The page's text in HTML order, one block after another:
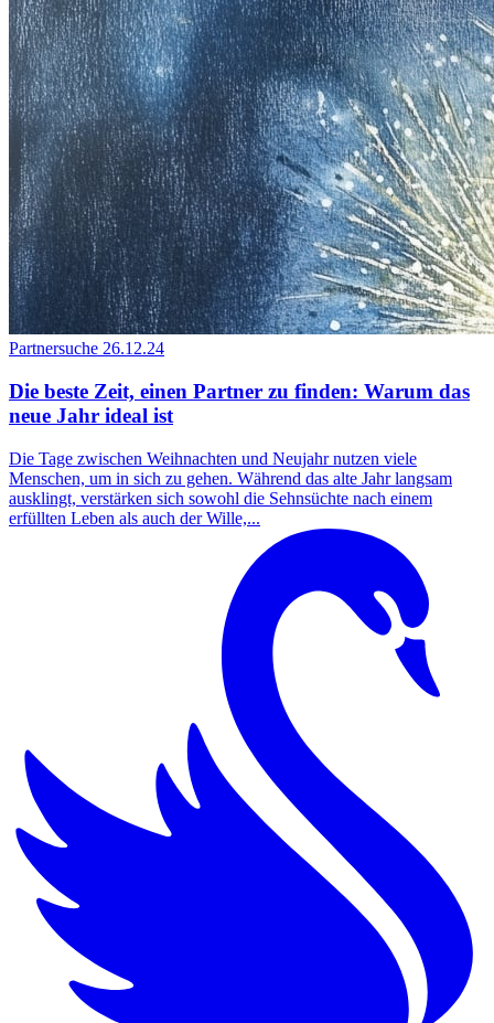
Partnersuche 26.12.24
Die beste Zeit, einen Partner zu finden: Warum das
neue Jahr ideal ist
Die Tage zwischen Weihnachten und Neujahr nutzen viele
Menschen, um in sich zu gehen. Während das alte Jahr langsam
ausklingt, verstärken sich sowohl die Sehnsüchte nach einem
erfüllten Leben als auch der Wille,...